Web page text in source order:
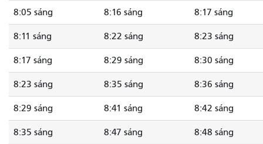
8:05 sáng 8:16 sáng 8:17 sáng
8:11 sáng 8:22 sáng 8:23 sáng
8:17 sáng 8:29 sáng 8:30 sáng
8:23 sáng 8:35 sáng 8:36 sáng
8:29 sáng 8:41 sáng 8:42 sáng
8:35 sáng 8:47 sáng 8:48 sáng